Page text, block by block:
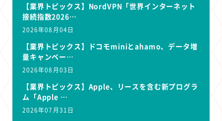
【業界トピックス】NordVPN「世界インターネット
接続指数2026…
2026年08月04日
【業界トピックス】ドコモminiとahamo、データ増
量キャンペー…
2026年08月03日
【業界トピックス】Apple、リースを含む新プログラ
ム「Apple …
2026年07月31日